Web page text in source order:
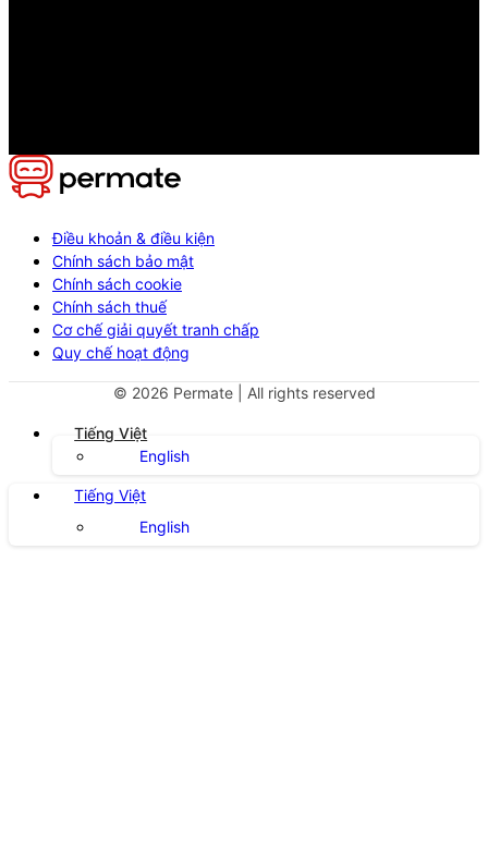
Điều khoản & điều kiện
Chính sách bảo mật
Chính sách cookie
Chính sách thuế
Cơ chế giải quyết tranh chấp
Quy chế hoạt động
© 2026 Permate | All rights reserved
Tiếng Việt
English
Tiếng Việt
English